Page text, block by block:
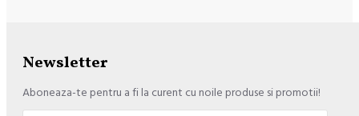
Newsletter
Aboneaza-te pentru a fi la curent cu noile produse si promotii!